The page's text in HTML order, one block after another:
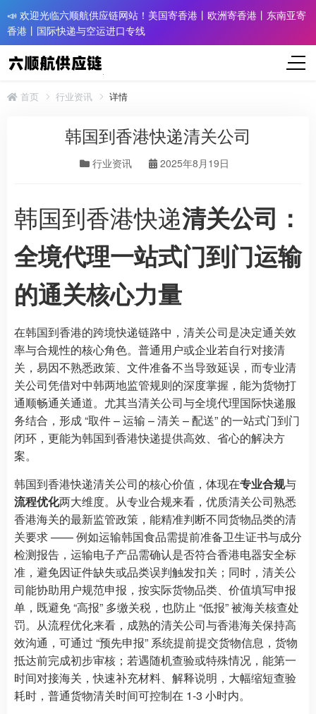
📣 欢迎光临六顺航供应链网站！美国寄香港丨欧洲寄香港丨东南亚寄
香港丨国际快递与空运进口专线
首页 行业资讯 详情
韩国到香港快递清关公司
行业资讯 2025年8月19日
韩国到香港快递清关公司：
全境代理一站式门到门运输
的通关核心力量
在韩国到香港的跨境快递链路中，清关公司是决定通关效
率与合规性的核心角色。普通用户或企业若自行对接清
关，易因不熟悉政策、文件准备不当导致延误，而专业清
关公司凭借对中韩两地监管规则的深度掌握，能为货物打
通顺畅通关通道。尤其当清关公司与全境代理国际快递服
务结合，形成 “取件 – 运输 – 清关 – 配送” 的一站式门到门
闭环，更能为韩国到香港快递提供高效、省心的解决方
案。
韩国到香港快递清关公司的核心价值，体现在专业合规与
流程优化两大维度。从专业合规来看，优质清关公司熟悉
香港海关的最新监管政策，能精准判断不同货物品类的清
关要求 —— 例如运输韩国食品需提前准备卫生证书与成分
检测报告，运输电子产品需确认是否符合香港电器安全标
准，避免因证件缺失或品类误判触发扣关；同时，清关公
司能协助用户规范申报，按实际货物品类、价值填写申报
单，既避免 “高报” 多缴关税，也防止 “低报” 被海关核查处
罚。从流程优化来看，成熟的清关公司与香港海关保持高
效沟通，可通过 “预先申报” 系统提前提交货物信息，货物
抵达前完成初步审核；若遇随机查验或特殊情况，能第一
时间对接海关，快速补充材料、解释说明，大幅缩短查验
耗时，普通货物清关时间可控制在 1-3 小时内。